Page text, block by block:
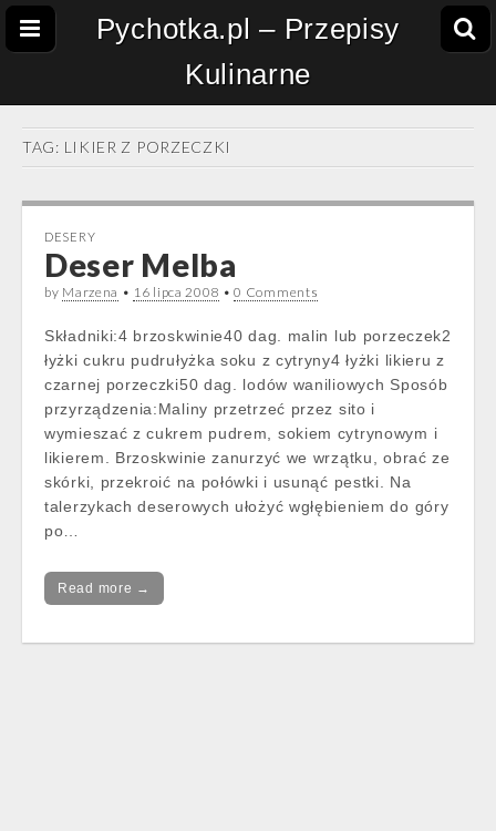
Pychotka.pl – Przepisy
Kulinarne
TAG: LIKIER Z PORZECZKI
DESERY
Deser Melba
by Marzena • 16 lipca 2008 •0 Comments
Składniki:4 brzoskwinie40 dag. malin lub porzeczek2
łyżki cukru pudrułyżka soku z cytryny4 łyżki likieru z
czarnej porzeczki50 dag. lodów waniliowych Sposób
przyrządzenia:Maliny przetrzeć przez sito i
wymieszać z cukrem pudrem, sokiem cytrynowym i
likierem. Brzoskwinie zanurzyć we wrzątku, obrać ze
skórki, przekroić na połówki i usunąć pestki. Na
talerzykach deserowych ułożyć wgłębieniem do góry
po…
Read more →